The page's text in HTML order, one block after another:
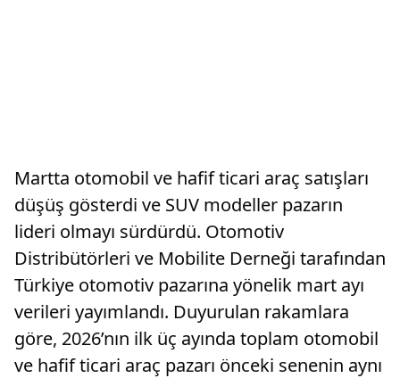
Martta otomobil ve hafif ticari araç satışları
düşüş gösterdi ve SUV modeller pazarın
lideri olmayı sürdürdü. Otomotiv
Distribütörleri ve Mobilite Derneği tarafından
Türkiye otomotiv pazarına yönelik mart ayı
verileri yayımlandı. Duyurulan rakamlara
göre, 2026’nın ilk üç ayında toplam otomobil
ve hafif ticari araç pazarı önceki senenin aynı